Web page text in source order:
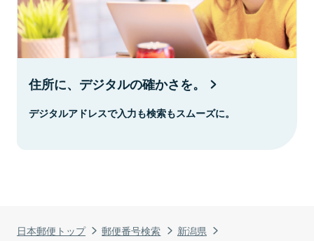
日本郵便トップ 郵便番号検索
新潟県
住所に、デジタルの確かさを。
デジタルアドレスで入力も検索もスムーズに。